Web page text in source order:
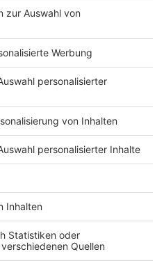
gemerkt
Kontakt
Studio-Hotline
Newsletter